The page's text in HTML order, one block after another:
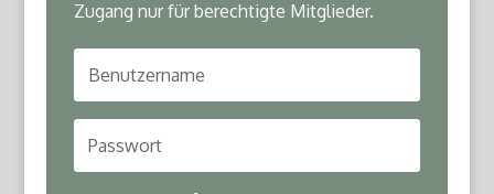
Zugang nur für berechtigte Mitglieder.